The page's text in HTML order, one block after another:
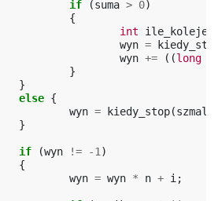
if
(suma > 0)
{
int
ile_kolejek
wyn =
wyn += ((long
}
}
else {
wyn = kiedy_stop(szmal
}
if (wyn != -1 )
{
wyn = wyn * n + i ;